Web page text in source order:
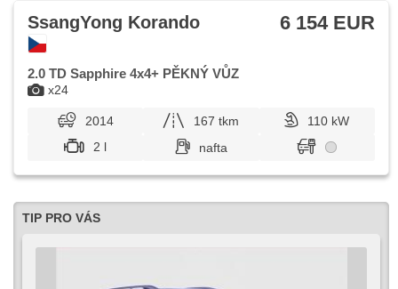
x24
SsangYong Korando 6 154 EUR
2.0 TD Sapphire 4x4+ PĚKNÝ VŮZ
2014 167 tkm
110 kW
2 l
nafta
TIP PRO VÁS